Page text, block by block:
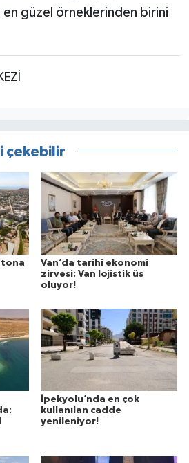
en güzel örneklerinden birini
çekebilir
Van’da tarihi ekonomi
zirvesi: Van lojistik üs
oluyor!
İpekyolu’nda en çok
kullanılan cadde
yenileniyor!